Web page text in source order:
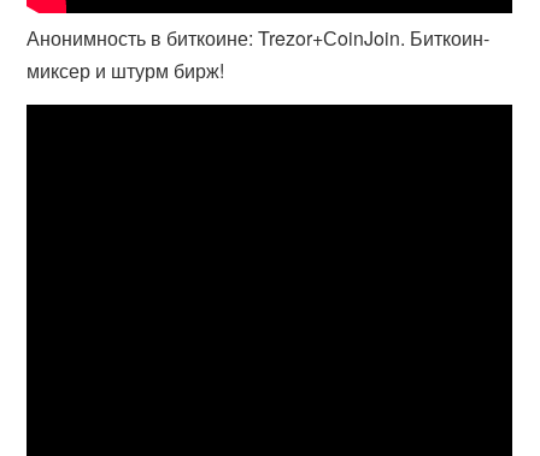
Анонимность в биткоине: Trezor+СoinJoin. Биткоин-
миксер и штурм бирж!